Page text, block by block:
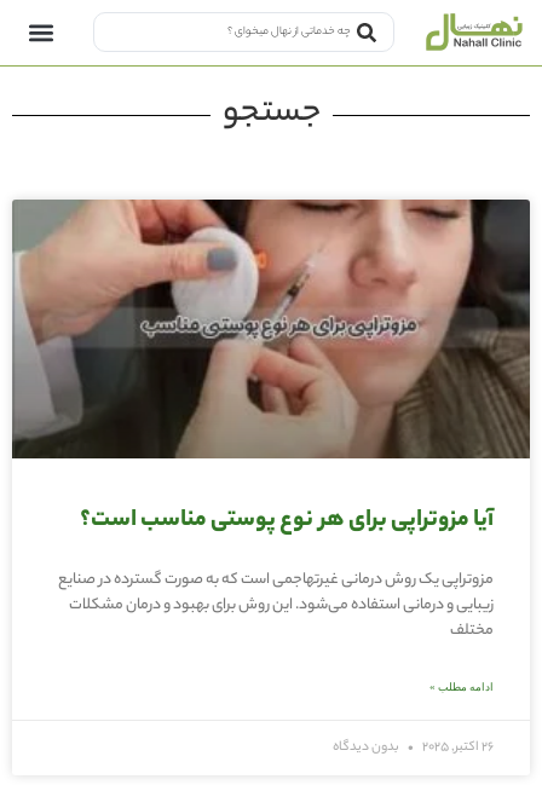
جستجو
آیا مزوتراپی برای هر نوع پوستی مناسب است؟
مزوتراپی یک روش درمانی غیرتهاجمی است که به صورت گسترده در صنایع
زیبایی و درمانی استفاده می‌شود. این روش برای بهبود و درمان مشکلات
مختلف
ادامه مطلب »
26 اکتبر, 2025 بدون دیدگاه